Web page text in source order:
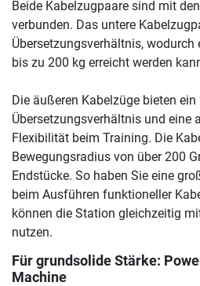
Beide Kabelzugpaare sind mit
verbunden. Das untere
Übersetzungsverhältnis,
bis zu 200 kg erreicht werden
Die äußeren Kabelzüge bieten ein
Übersetzungsverhältnis und eine
Flexibilität beim Training. Die
Bewegungsradius von über 200
Endstücke. So haben Sie eine
beim Ausführen funktioneller
können die Station gleichzeitig
nutzen.
Für grundsolide Stärke:
Machine